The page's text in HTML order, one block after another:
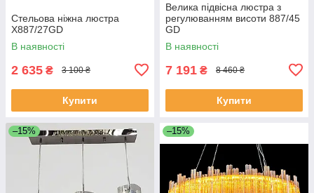
Стельова ніжна люстра
X887/27GD
В наявності
2 635 ₴ 3 100 ₴
Купити
Велика підвісна люстра з
регулюванням висоти 887/45
GD
В наявності
7 191 ₴ 8 460 ₴
Купити
–15% –15%